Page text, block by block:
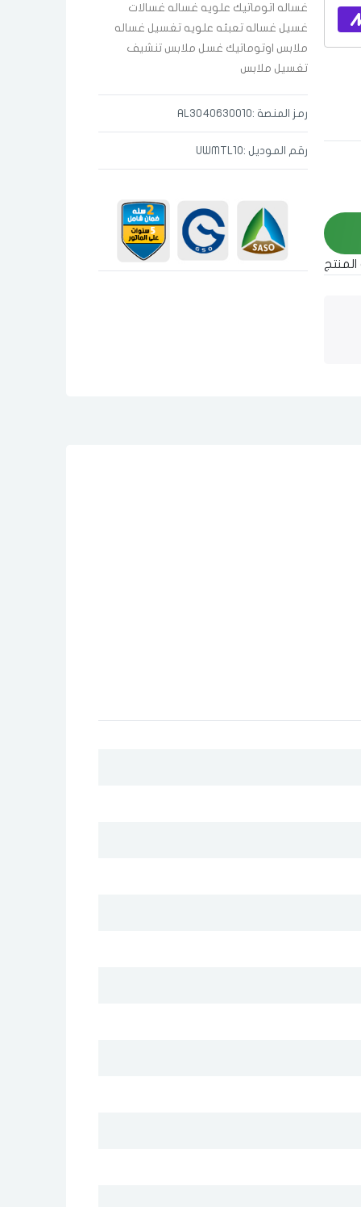
غساله اتوماتيك علويه غساله غسالات
غسيل غساله تعبئه علويه تغسيل غساله
ملابس اوتوماتيك غسل ملابس تنشيف
تغسيل ملابس
رمز المنصة :AL3040630010
رقم الموديل :UWMTL10